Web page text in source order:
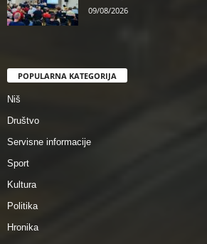
09/08/2026
POPULARNA KATEGORIJA
Niš
Društvo
Servisne informacije
Sport
Kultura
Politika
Hronika